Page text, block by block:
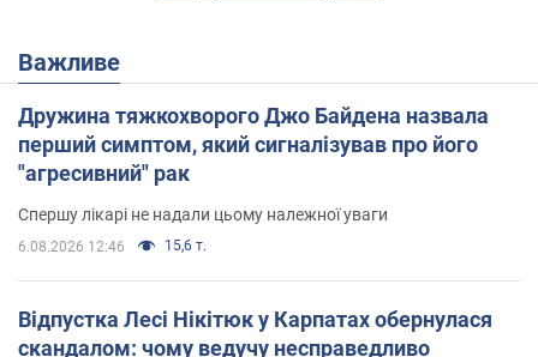
Важливе
Дружина тяжкохворого Джо Байдена назвала
перший симптом, який сигналізував про його
"агресивний" рак
Спершу лікарі не надали цьому належної уваги
6.08.2026 12:46 15,6 т.
Відпустка Лесі Нікітюк у Карпатах обернулася
скандалом: чому ведучу несправедливо